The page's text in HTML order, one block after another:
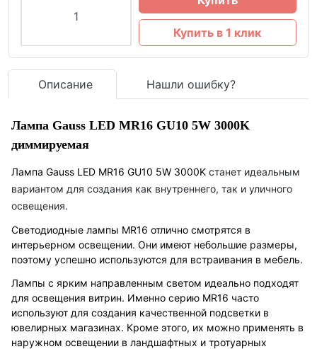
Купить в 1 клик
Описание Нашли ошибку?
Лампа Gauss LED MR16 GU10 5W 3000K
диммируемая
Лампа Gauss LED MR16 GU10 5W 3000K станет идеальным
вариантом для создания как внутреннего, так и уличного
освещения.
Светодиодные лампы MR16 отлично смотрятся в
интерьерном освещении. Они имеют небольшие размеры,
поэтому успешно используются для встраивания в мебель.
Лампы с ярким направленным светом идеально подходят
для освещения витрин. Именно серию MR16 часто
используют для создания качественной подсветки в
ювелирных магазинах. Кроме этого, их можно применять в
наружном освещении в ландшафтных и тротуарных